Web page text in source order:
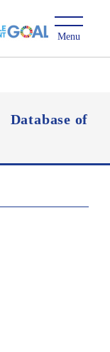
Database of